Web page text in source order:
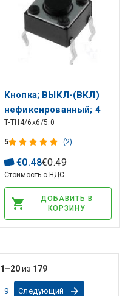
Кнопкa; ВЫКЛ-(ВКЛ)
нефиксированный; 4
контакта; 0,05 А/12 В
постоянного тока;
ТНТ;высота=5мм
T-TH4/6x6/5.0
5 (2)
€0.48€0.49
Стоимость с НДС
ДОБАВИТЬ В
КОРЗИНУ
9 Следующий
1–20из 179